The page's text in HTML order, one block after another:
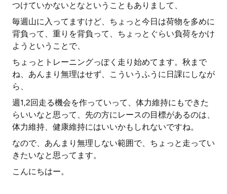
つけていかないとなということもありまして、
毎週山に入ってますけど、ちょっと今日は荷物を多めに
背負って、重りを背負って、ちょっとぐらい負荷をかけ
ようということで、
ちょっとトレーニングっぽく走り始めてます。秋まで
ね、あんまり無理はせず、こういうふうに日課にしなが
ら、
週1,2回走る機会を作っていって、体力維持にもできた
らいいなと思って、先の方にレースの目標があるのは、
体力維持、健康維持にはいいかもしれないですね。
なので、あんまり無理しない範囲で、ちょっと走ってい
きたいなと思ってます。
こんにちはー。